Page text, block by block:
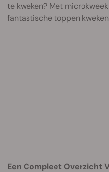
te kweken? Met
fantastische toppen
Een Compleet Overzicht